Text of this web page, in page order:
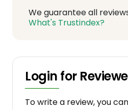
We guarantee all
What's Trustindex?
Login for
To write a review, you